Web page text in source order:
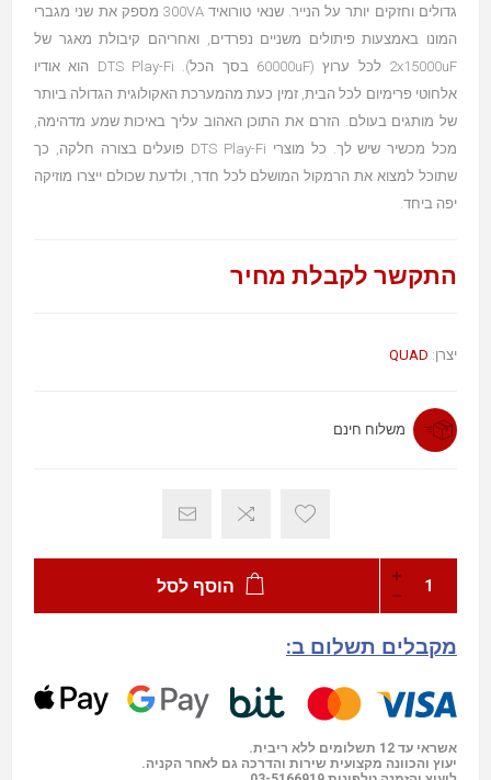
גדולים וחזקים יותר על הנייר. שנאי טורואיד 300VA מספק את שני מגברי
המונו באמצעות פיתולים משניים נפרדים, ואחריהם קיבולת מאגר של
2x15000uF לכל ערוץ (60000uF בסך הכל). DTS Play-Fi הוא אודיו
אלחוטי פרימיום לכל הבית, זמין כעת מהמערכת האקולוגית הגדולה ביותר
של מותגים בעולם. הזרם את התוכן האהוב עליך באיכות שמע מדהימה,
מכל מכשיר שיש לך. כל מוצרי DTS Play-Fi פועלים בצורה חלקה, כך
שתוכל למצוא את הרמקול המושלם לכל חדר, ולדעת שכולם ייצרו מוזיקה
יפה ביחד.
התקשר לקבלת מחיר
יצרן: QUAD
משלוח חינם
הוסף לסל
מקבלים תשלום ב:
אשראי עד 12 תשלומים ללא ריבית.
יעוץ והכוונה מקצועית שירות והדרכה גם לאחר הקניה.